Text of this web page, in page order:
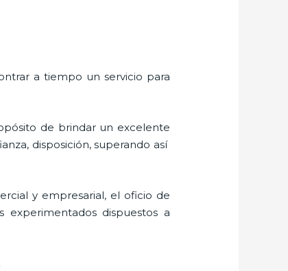
a tiempo un servicio para
de brindar un excelente
disposición, superando así
y empresarial, el oficio de
dispuestos a